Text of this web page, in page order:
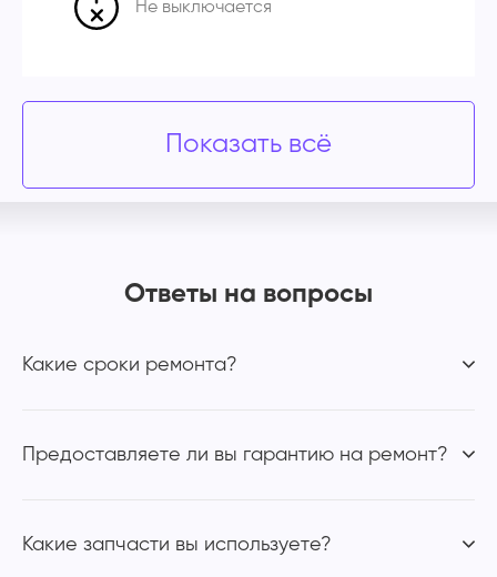
Не выключается
Показать всё
Ответы на вопросы
Какие сроки ремонта?
Предоставляете ли вы гарантию на ремонт?
Какие запчасти вы используете?